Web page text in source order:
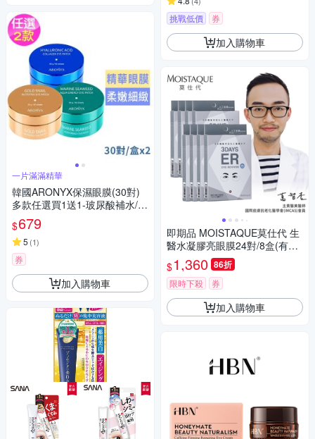
一片滿滿精華
韓國ARONYX保濕眼膜(30對)
多款任選買1送1-玻尿酸補水/海
洋珍珠保濕/黄金蝸牛全效M
$679
5 (1)
券
加入購物車
挑戰低價 券
加入購物車
即期品 MOISTAQUE莫仕代 生
醫水凝膠亮眼膜24對/8盒(有效
日期至20270412)
$1,360 86折
限時下殺 券
加入購物車